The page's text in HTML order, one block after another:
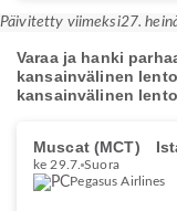
Päivitetty viimeksi27.
Varaa ja hanki
kansainvälinen
kansainvälinen
Muscat (MCT)
ke 29.7. Suora
Pegasus Airlines